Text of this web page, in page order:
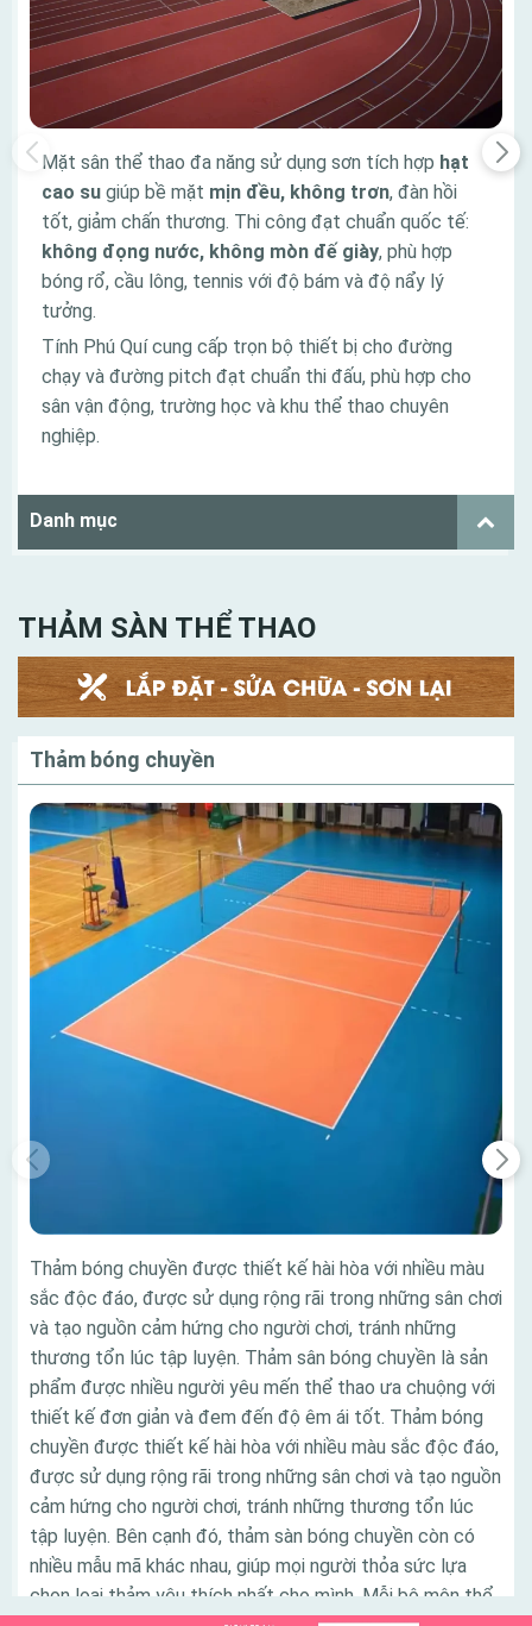
Mặt sân thể thao đa năng sử dụng sơn tích hợp hạt
cao su giúp bề mặt mịn đều, không trơn, đàn hồi
tốt, giảm chấn thương. Thi công đạt chuẩn quốc tế:
không đọng nước, không mòn đế giày, phù hợp
bóng rổ, cầu lông, tennis với độ bám và độ nẩy lý
tưởng.
Tính Phú Quí cung cấp trọn bộ thiết bị cho đường
chạy và đường pitch đạt chuẩn thi đấu, phù hợp cho
sân vận động, trường học và khu thể thao chuyên
nghiệp.
Danh mục
THẢM SÀN THỂ THAO
Thảm bóng chuyền
Thảm bóng chuyền được thiết kế hài hòa với nhiều màu
sắc độc đáo, được sử dụng rộng rãi trong những sân chơi
và tạo nguồn cảm hứng cho người chơi, tránh những
thương tổn lúc tập luyện. Thảm sân bóng chuyền là sản
phẩm được nhiều người yêu mến thể thao ưa chuộng với
thiết kế đơn giản và đem đến độ êm ái tốt. Thảm bóng
chuyền được thiết kế hài hòa với nhiều màu sắc độc đáo,
được sử dụng rộng rãi trong những sân chơi và tạo nguồn
cảm hứng cho người chơi, tránh những thương tổn lúc
tập luyện. Bên cạnh đó, thảm sàn bóng chuyền còn có
nhiều mẫu mã khác nhau, giúp mọi người thỏa sức lựa
chọn loại thảm yêu thích nhất cho mình. Mỗi bộ môn thể